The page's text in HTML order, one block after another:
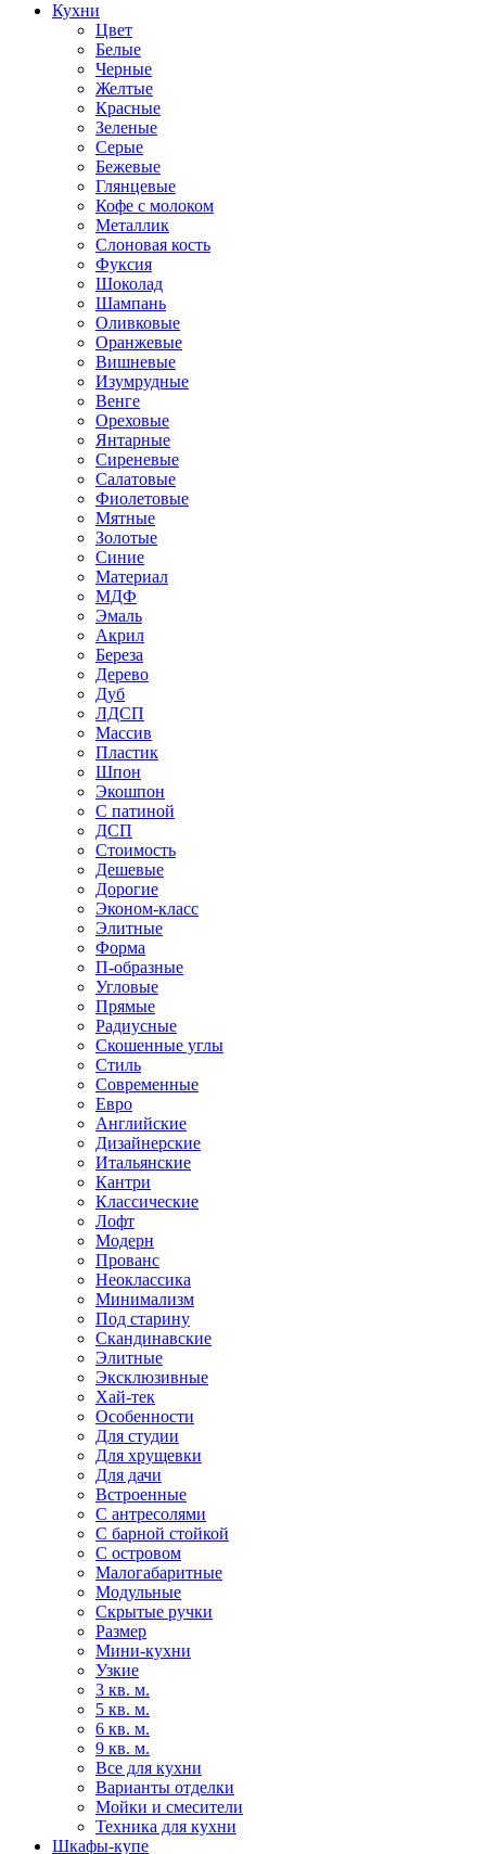
Кухни
Цвет
Белые
Черные
Желтые
Красные
Зеленые
Серые
Бежевые
Глянцевые
Кофе с молоком
Металлик
Слоновая кость
Фуксия
Шоколад
Шампань
Оливковые
Оранжевые
Вишневые
Изумрудные
Венге
Ореховые
Янтарные
Сиреневые
Салатовые
Фиолетовые
Мятные
Золотые
Синие
Материал
МДФ
Эмаль
Акрил
Береза
Дерево
Дуб
ЛДСП
Массив
Пластик
Шпон
Экошпон
С патиной
ДСП
Стоимость
Дешевые
Дорогие
Эконом-класс
Элитные
Форма
П-образные
Угловые
Прямые
Радиусные
Скошенные углы
Стиль
Современные
Евро
Английские
Дизайнерские
Итальянские
Кантри
Классические
Лофт
Модерн
Прованс
Неоклассика
Минимализм
Под старину
Скандинавские
Элитные
Эксклюзивные
Хай-тек
Особенности
Для студии
Для хрущевки
Для дачи
Встроенные
С антресолями
С барной стойкой
С островом
Малогабаритные
Модульные
Скрытые ручки
Размер
Мини-кухни
Узкие
3 кв. м.
5 кв. м.
6 кв. м.
9 кв. м.
Все для кухни
Варианты отделки
Мойки и смесители
Техника для кухни
Шкафы-купе